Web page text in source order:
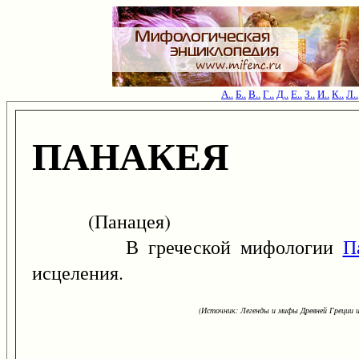
А..Б..В..Г..Д..Е..З..И..К..Л..
ПАНАКЕЯ
(Панацея)
В греческой мифологии
исцеления.
(Источник: Легенды и мифы Древней